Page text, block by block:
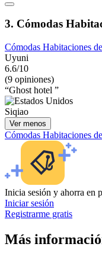
3. Cómodas
Cómodas Habitaciones
Uyuni
6.6/10
(9 opiniones)
“Ghost hotel ”
Siqiao
Ver menos
Cómodas Habitaciones
Inicia sesión y ahorra en
Iniciar sesión
Registrarme gratis
Más